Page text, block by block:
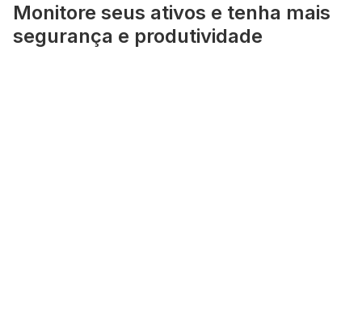
Monitore seus ativos e tenha mais
segurança e produtividade